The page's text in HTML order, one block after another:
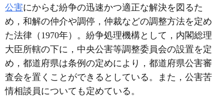
公害にからむ紛争の迅速かつ適正な解決を図るた
め，和解の仲介や調停，仲裁などの調整方法を定め
た法律（1970年）。紛争処理機構として，内閣総理
大臣所轄の下に，中央公害等調整委員会の設置を定
め，都道府県は条例の定めにより，都道府県公害審
査会を置くことができるとしている。また，公害苦
情相談員についても定めている。